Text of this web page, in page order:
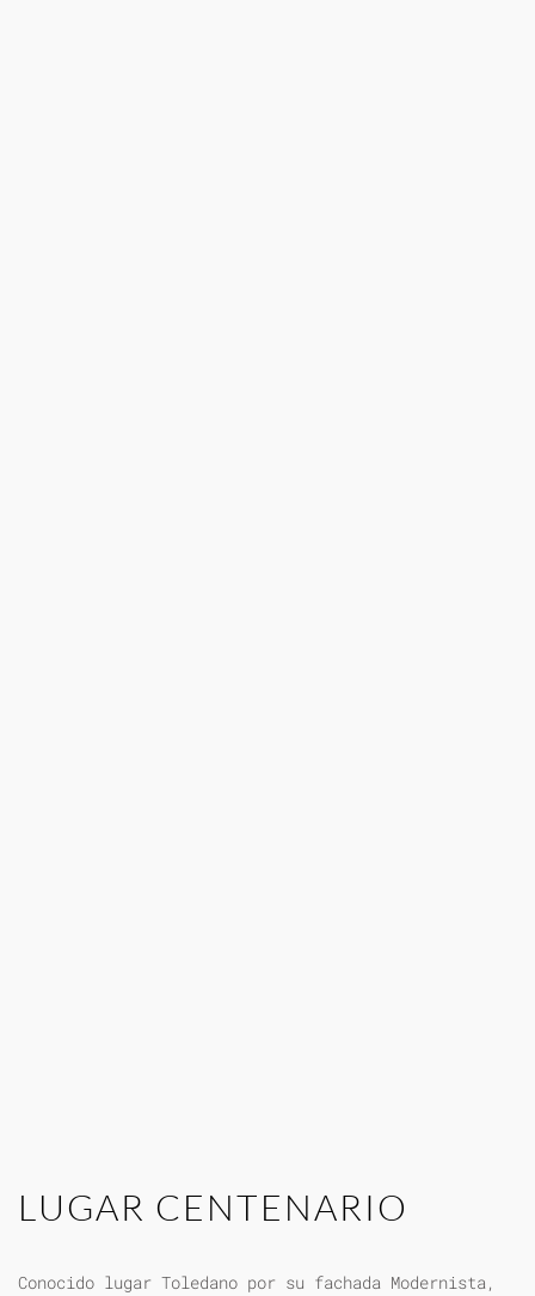
LUGAR CENTENARIO
Conocido lugar Toledano por su fachada Modernista,